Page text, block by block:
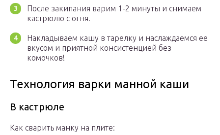
После закипания варим 1-2 минуты и снимаем
кастрюлю с огня.
Накладываем кашу в тарелку и наслаждаемся ее
вкусом и приятной консистенцией без
комочков!
Технология варки манной каши
В кастрюле
Как сварить манку на плите: